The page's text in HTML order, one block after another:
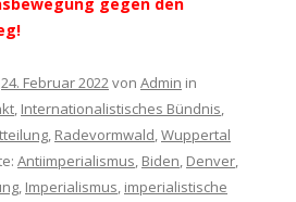
gegen den
24. Februar 2022von Admin in
, Internationalistisches Bündnis,
, Radevormwald,Wuppertal
Antiimperialismus, Biden, Denver,
, Imperialismus, imperialistische